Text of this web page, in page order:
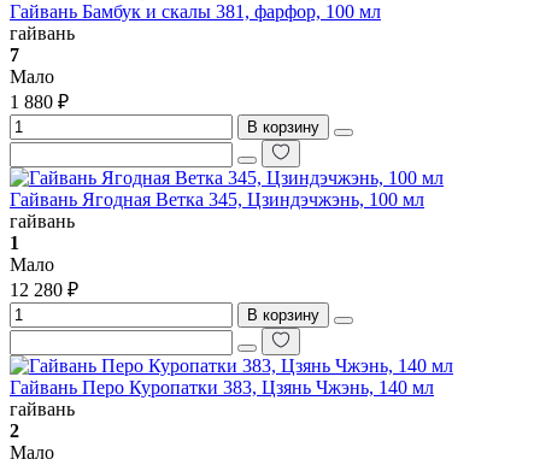
Гайвань Бамбук и скалы 381, фарфор, 100 мл
гайвань
7
Мало
1 880 ₽
В корзину
Гайвань Ягодная Ветка 345, Цзиндэчжэнь, 100 мл
гайвань
1
Мало
12 280 ₽
В корзину
Гайвань Перо Куропатки 383, Цзянь Чжэнь, 140 мл
гайвань
2
Мало